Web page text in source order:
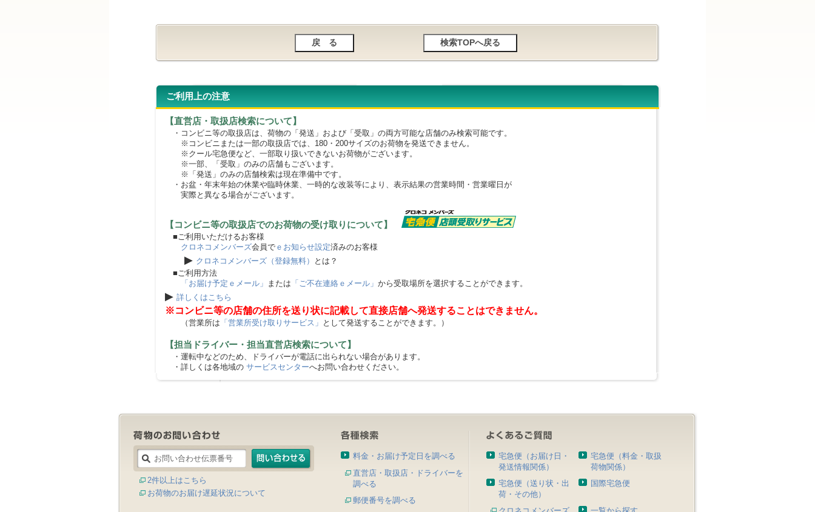
ご利用上の注意
【直営店・取扱店検索について】
・コンビニ等の取扱店は、荷物の「発送」および「受取」の両方可能な店舗のみ検索可能です。
※コンビニまたは一部の取扱店では、180・200サイズのお荷物を発送できません。
※クール宅急便など、一部取り扱いできないお荷物がございます。
※一部、「受取」のみの店舗もございます。
※「発送」のみの店舗検索は現在準備中です。
・お盆・年末年始の休業や臨時休業、一時的な改装等により、表示結果の営業時間・営業曜日が
実際と異なる場合がございます。
【コンビニ等の取扱店でのお荷物の受け取りについて】
■ご利用いただけるお客様
クロネコメンバーズ会員で ｅお知らせ設定済みのお客様
▶ クロネコメンバーズ（登録無料）
とは？
■ご利用方法
「お届け予定ｅメール」 または 「ご不在連絡ｅメール」 から受取場所を選択することができます。
▶ 詳しくはこちら
※コンビニ等の店舗の住所を送り状に記載して直接店舗へ発送することはできません。
（営業所は 「営業所受け取りサービス」 として発送することができます。）
【担当ドライバー・担当直営店検索について】
・運転中などのため、ドライバーが電話に出られない場合があります。
・詳しくは各地域の サービスセンターへお問い合わせください。
2件以上はこちら
お荷物のお届け遅延状況について
料金・お届け予定日を調べる
直営店・取扱店・ドライバーを
調べる
郵便番号を調べる
宅急便（お届け日・
発送情報関係）
宅急便（料金・取扱
荷物関係）
宅急便（送り状・出
荷・その他）
国際宅急便